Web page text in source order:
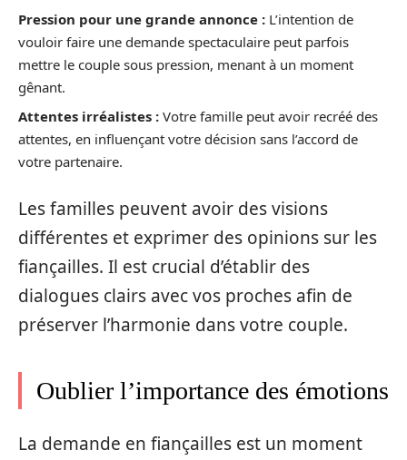
Pression pour une grande annonce : L’intention de
vouloir faire une demande spectaculaire peut parfois
mettre le couple sous pression, menant à un moment
gênant.
Attentes irréalistes : Votre famille peut avoir recréé des
attentes, en influençant votre décision sans l’accord de
votre partenaire.
Les familles peuvent avoir des visions
différentes et exprimer des opinions sur les
fiançailles. Il est crucial d’établir des
dialogues clairs avec vos proches afin de
préserver l’harmonie dans votre couple.
Oublier l’importance des émotions
La demande en fiançailles est un moment